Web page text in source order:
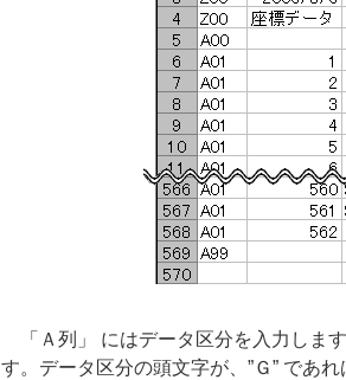
「Ａ列」 にはデータ区分を入力しま
す。データ区分の頭文字が、”Ｇ” であ